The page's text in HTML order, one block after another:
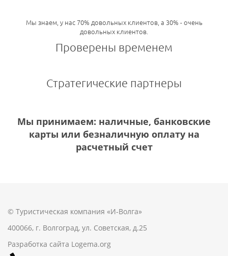
Мы знаем, у нас 70% довольных клиентов, а 30% - очень
довольных клиентов.
Проверены временем
Стратегические партнеры
Мы принимаем: наличные, банковские
карты или безналичную оплату на
расчетный счет
© Туристическая компания «И-Волга»
400066, г. Волгоград, ул. Советская, д.25
Разработка сайта Logema.org